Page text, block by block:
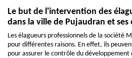
Le but de l'intervention des
dans la ville de Pujaudran et ses
Les élagueurs professionnels de la société
pour différentes raisons. En effet, ils
pour assurer le contrôle du